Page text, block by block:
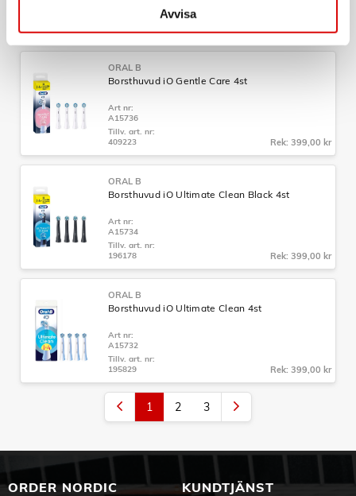
Avvisa
ORAL B
Borsthuvud iO Gentle Care 4st
Art nr:
A15736
Tillv. art. nr:
409223
Rek: 399,00 kr
ORAL B
Borsthuvud iO Ultimate Clean Black 4st
Art nr:
A15734
Tillv. art. nr:
196178
Rek: 399,00 kr
ORAL B
Borsthuvud iO Ultimate Clean 4st
Art nr:
A15732
Tillv. art. nr:
195829
Rek: 399,00 kr
1 2 3
ORDER NORDIC KUNDTJÄNST